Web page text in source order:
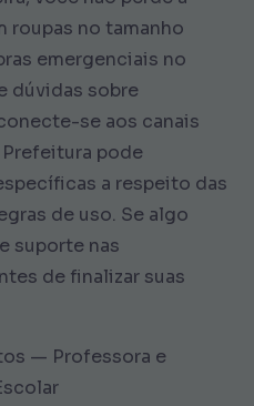
roupas no tamanho
emergenciais no
dúvidas sobre
se aos canais
pode
a respeito das
de uso. Se algo
suporte nas
de finalizar suas
— Professora e